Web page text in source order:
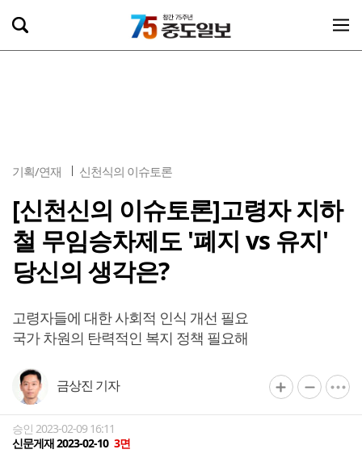
기획/연재 신천식의 이슈토론
[신천신의 이슈토론]고령자 지하
철 무임승차제도 '폐지 vs 유지'
당신의 생각은?
고령자들에 대한 사회적 인식 개선 필요
국가 차원의 탄력적인 복지 정책 필요해
금상진 기자
승인 2023-02-09 16:11
신문게재 2023-02-10 3면